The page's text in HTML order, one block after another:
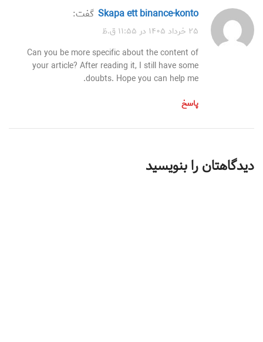
skapa ett binance-konto گفت:
۲۵ خرداد ۱۴۰۵ در ۱۱:۵۵ ق.ظ
Can you be more specific about the content of
your article? After reading it, I still have some
doubts. Hope you can help me.
پاسخ
دیدگاهتان را بنویسید